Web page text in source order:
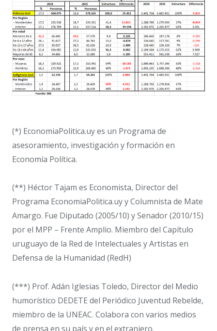
(*) EconomiaPolitica.uy es un Programa de
asesoramiento, investigación y formación en
Economía Política.
(**) Héctor Tajam es Economista, Director del
Programa EconomiaPolitica.uy y Columnista de Mate
Amargo. Fue Diputado (2005/10) y Senador (2010/15)
por el MPP – Frente Amplio. Miembro del Capítulo
uruguayo de la Red de Intelectuales y Artistas en
Defensa de la Humanidad (RedH)
(***) Prof. Adán Iglesias Toledo, Director del Medio
humorístico DEDETE del Periódico Juventud Rebelde,
miembro de la UNEAC. Colabora con varios medios
de prensa en su país y en el extranjero.